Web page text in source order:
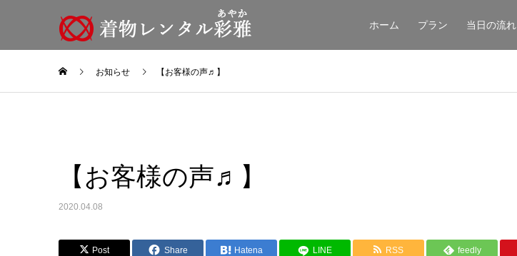
ホーム プラン 当日の流れ
お知らせ 【お客様の声♬】
【お客様の声♬】
2020.04.08
Post Share Hatena LINE RSS feedly